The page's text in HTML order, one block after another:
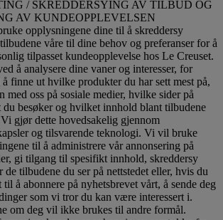
/ SKREDDERSYING AV TILBUD OG
AV KUNDEOPPLEVELSEN
opplysningene dine til å skreddersy
våre til dine behov og preferanser for å
tilpasset kundeopplevelse hos Le Creuset.
å analysere dine vaner og interesser, for
å finne ut hvilke produkter du har sett mest på,
med oss på sosiale medier, hvilke sider på
du besøker og hvilket innhold blant tilbudene
gjør dette hovedsakelig gjennom
og tilsvarende teknologi. Vi vil bruke
til å administrere vår annonsering på
gi tilgang til spesifikt innhold, skreddersy
de tilbudene du ser på nettstedet eller, hvis du
å abonnere på nyhetsbrevet vårt, å sende deg
som vi tror du kan være interessert i.
om deg vil ikke brukes til andre formål.